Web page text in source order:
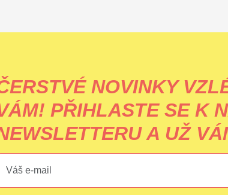
NOVINKY
PŘIHLASTE SE K
A UŽ